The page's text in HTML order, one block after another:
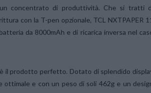
concentrato di produttività. Che si tratti
con la T-pen opzionale, TCL NXTPAPER
da 8000mAh e di ricarica inversa nel
il prodotto perfetto. Dotato di splendido
ottimale e con un peso di soli 462g e un